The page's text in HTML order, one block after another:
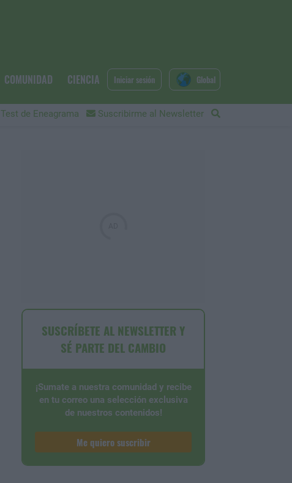
COMUNIDAD CIENCIA
Test de Eneagrama Suscribirme al Newsletter
Iniciar sesión Global
SUSCRÍBETE AL NEWSLETTER Y
SÉ PARTE DEL CAMBIO
¡Sumate a nuestra comunidad y recibe
en tu correo una selección exclusiva
de nuestros contenidos!
Me quiero suscribir